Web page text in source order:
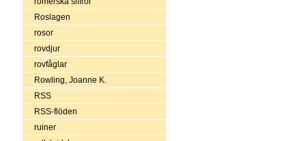
Roslagen
rosor
rovdjur
rovfåglar
Rowling, Joanne K.
RSS
RSS-flöden
ruiner